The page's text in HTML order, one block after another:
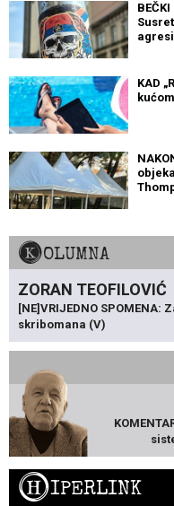
KAD
KOLUMNA
ZORAN TEOFILOVIĆ
[NE]VRIJEDNO
skribomana (V)
HIPERLINK